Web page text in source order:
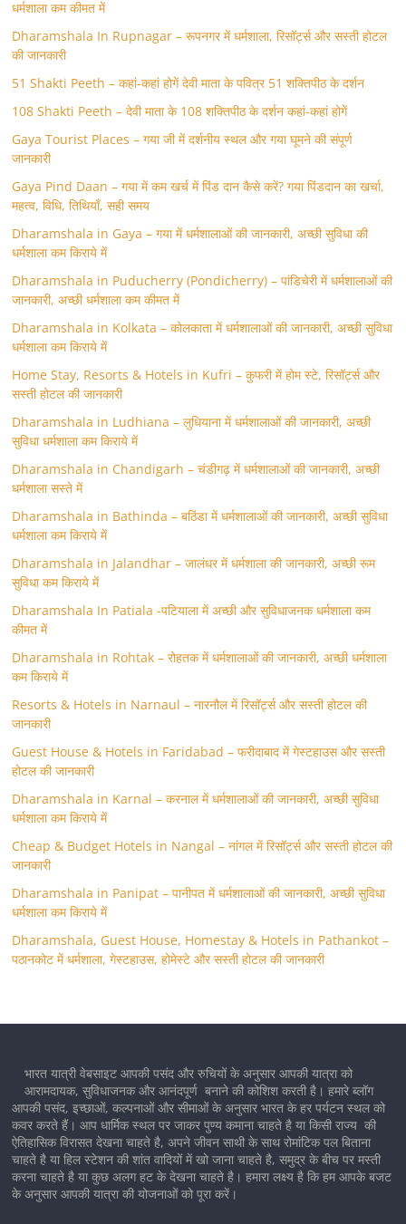
धर्मशाला कम कीमत में
Dharamshala In Rupnagar – रूपनगर में धर्मशाला, रिसॉर्ट्स और सस्ती होटल
की जानकारी
51 Shakti Peeth – कहां-कहां होगें देवी माता के पवित्र 51 शक्तिपीठ के दर्शन
108 Shakti Peeth – देवी माता के 108 शक्तिपीठ के दर्शन कहां-कहां होगें
Gaya Tourist Places – गया जी में दर्शनीय स्थल और गया घूमने की संपूर्ण
जानकारी
Gaya Pind Daan – गया में कम खर्च में पिंड दान कैसे करें? गया पिंडदान का खर्चा,
महत्व, विधि, तिथियाँ, सही समय
Dharamshala in Gaya – गया में धर्मशालाओं की जानकारी, अच्छी सुविधा की
धर्मशाला कम किराये में
Dharamshala in Puducherry (Pondicherry) – पांडिचेरी में धर्मशालाओं की
जानकारी, अच्छी धर्मशाला कम कीमत में
Dharamshala in Kolkata – कोलकाता में धर्मशालाओं की जानकारी, अच्छी सुविधा
धर्मशाला कम किराये में
Home Stay, Resorts & Hotels in Kufri – कुफरी में होम स्‍टे, रिसॉर्ट्स और
सस्ती होटल की जानकारी
Dharamshala in Ludhiana – लुधियाना में धर्मशालाओं की जानकारी, अच्छी
सुविधा धर्मशाला कम किराये में
Dharamshala in Chandigarh – चंडीगढ़ में धर्मशालाओं की जानकारी, अच्छी
धर्मशाला सस्ते में
Dharamshala in Bathinda – बठिंडा में धर्मशालाओं की जानकारी, अच्छी सुविधा
धर्मशाला कम किराये में
Dharamshala in Jalandhar – जालंधर में धर्मशाला की जानकारी, अच्छी रूम
सुविधा कम किराये में
Dharamshala In Patiala -पटियाला में अच्छी और सुविधाजनक धर्मशाला कम
कीमत में
Dharamshala in Rohtak – रोहतक में धर्मशालाओं की जानकारी, अच्छी धर्मशाला
कम किराये में
Resorts & Hotels in Narnaul – नारनौल में रिसॉर्ट्स और सस्ती होटल की
जानकारी
Guest House & Hotels in Faridabad – फरीदाबाद में गेस्टहाउस और सस्ती
होटल की जानकारी
Dharamshala in Karnal – करनाल में धर्मशालाओं की जानकारी, अच्छी सुविधा
धर्मशाला कम किराये में
Cheap & Budget Hotels in Nangal – नांगल में रिसॉर्ट्स और सस्ती होटल की
जानकारी
Dharamshala in Panipat – पानीपत में धर्मशालाओं की जानकारी, अच्छी सुविधा
धर्मशाला कम किराये में
Dharamshala, Guest House, Homestay & Hotels in Pathankot –
पठानकोट में धर्मशाला, गेस्टहाउस, होमेस्टे और सस्ती होटल की जानकारी
भारत यात्री वेबसाइट आपकी पसंद और रुचियों के अनुसार आपकी यात्रा को
आरामदायक, सुविधाजनक और आनंदपूर्ण बनाने की कोशिश करती है। हमारे ब्लॉग
आपकी पसंद, इच्छाओं, कल्पनाओं और सीमाओं के अनुसार भारत के हर पर्यटन स्थल को
कवर करते हैं। आप धार्मिक स्थल पर जाकर पुण्य कमाना चाहते है या किसी राज्य की
ऐतिहासिक विरासत देखना चाहते है, अपने जीवन साथी के साथ रोमांटिक पल बिताना
चाहते है या हिल स्टेशन की शांत वादियों में खो जाना चाहते है, समुद्र के बीच पर मस्ती
करना चाहते है या कुछ अलग हट के देखना चाहते है। हमारा लक्ष्य है कि हम आपके बजट
के अनुसार आपकी यात्रा की योजनाओं को पूरा करें।